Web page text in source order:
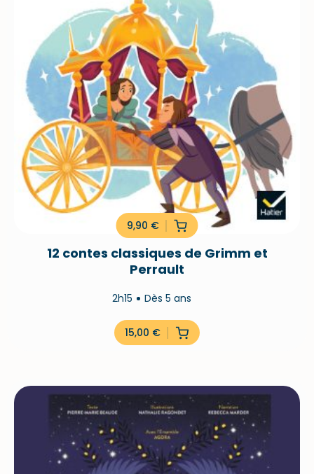
Sindbad le marin
1h17 Dès 7 ans
9,90 €
12 contes classiques de Grimm et
Perrault
2h15 Dès 5 ans
15,00 €